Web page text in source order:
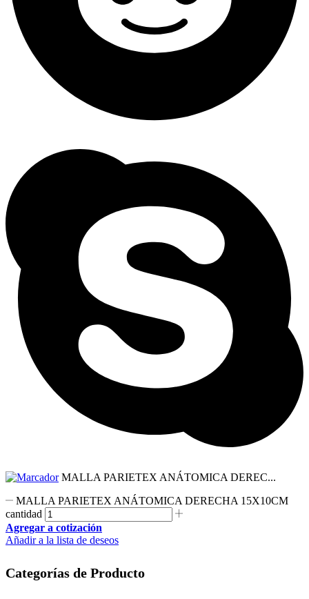
MALLA PARIETEX ANÁTOMICA DEREC...
MALLA PARIETEX ANÁTOMICA DERECHA 15X10CM
cantidad
Agregar a cotización
Añadir a la lista de deseos
Categorías de Producto